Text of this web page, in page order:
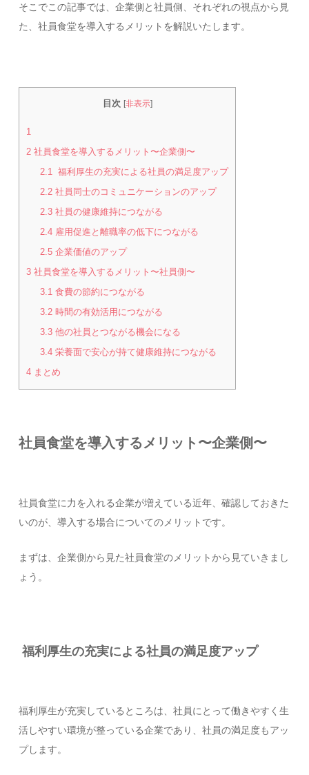
そこでこの記事では、企業側と社員側、それぞれの視点から見
た、社員食堂を導入するメリットを解説いたします。
目次 [非表示]
1
2 社員食堂を導入するメリット〜企業側〜
2.1 福利厚生の充実による社員の満足度アップ
2.2 社員同士のコミュニケーションのアップ
2.3 社員の健康維持につながる
2.4 雇用促進と離職率の低下につながる
2.5 企業価値のアップ
3 社員食堂を導入するメリット〜社員側〜
3.1 食費の節約につながる
3.2 時間の有効活用につながる
3.3 他の社員とつながる機会になる
3.4 栄養面で安心が持て健康維持につながる
4 まとめ
社員食堂を導入するメリット〜企業側〜
社員食堂に力を入れる企業が増えている近年、確認しておきた
いのが、導入する場合についてのメリットです。
まずは、企業側から見た社員食堂のメリットから見ていきまし
ょう。
福利厚生の充実による社員の満足度アップ
福利厚生が充実しているところは、社員にとって働きやすく生
活しやすい環境が整っている企業であり、社員の満足度もアッ
プします。